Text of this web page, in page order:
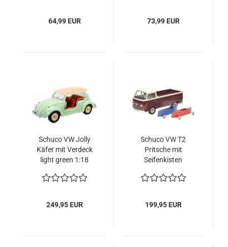
64,99 EUR
73,99 EUR
Schuco VW Jolly
Käfer mit Verdeck
light green 1:18
249,95 EUR
Schuco VW T2
Pritsche mit
Seifenkisten
limitiert 1/1000
199,95 EUR